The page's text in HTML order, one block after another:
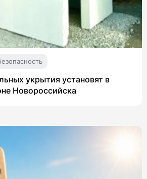
укрытия установят в
Новороссийска